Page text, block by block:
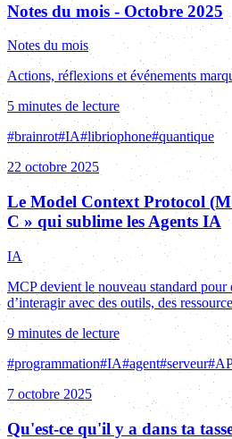
Notes du mois - Octobre 2025
Notes du mois
Actions, réflexions et événements
5 minutes de lecture
#brainrot#IA#libriophone#quantique
22 octobre 2025
Le Model Context Protocol
C » qui sublime les Agents IA
IA
MCP devient le nouveau standard pour
d’interagir avec des outils, des
9 minutes de lecture
#programmation#IA#agent#serveur#
7 octobre 2025
Qu'est-ce qu'il y a dans ta